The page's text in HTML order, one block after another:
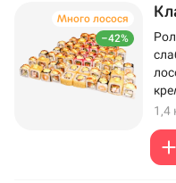
–42%
Много лосося
1,4